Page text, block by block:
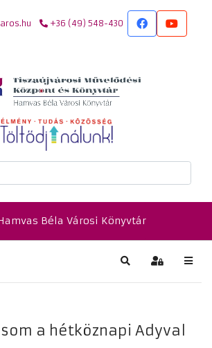
+36 (49) 548-430
Béla Városi Könyvtár
Keresés
a hétköznapi Adyval